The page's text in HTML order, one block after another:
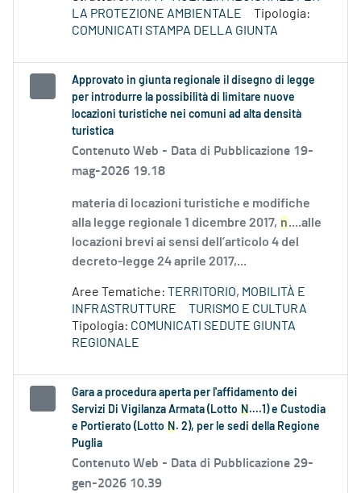
LA PROTEZIONE AMBIENTALE
Tipologia:
COMUNICATI STAMPA DELLA GIUNTA
Approvato in giunta regionale il disegno di legge
per introdurre la possibilità di limitare nuove
locazioni turistiche nei comuni ad alta densità
turistica
Contenuto Web - Data di Pubblicazione 19-
mag-2026 19.18
materia di locazioni turistiche e modifiche
alla legge regionale 1 dicembre 2017, n....alle
locazioni brevi ai sensi dell’articolo 4 del
decreto-legge 24 aprile 2017,...
Aree Tematiche: TERRITORIO, MOBILITÀ E
INFRASTRUTTURE
TURISMO E CULTURA
Tipologia: COMUNICATI SEDUTE GIUNTA
REGIONALE
Gara a procedura aperta per l'affidamento dei
Servizi Di Vigilanza Armata (Lotto N ....1) e Custodia
e Portierato (Lotto N . 2), per le sedi della Regione
Puglia
Contenuto Web - Data di Pubblicazione 29-
gen-2026 10.39